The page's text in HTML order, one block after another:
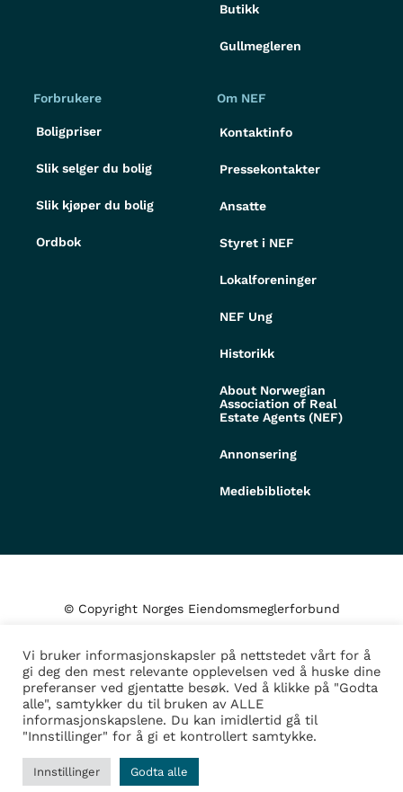
Butikk
Gullmegleren
Forbrukere
Boligpriser
Slik selger du bolig
Slik kjøper du bolig
Ordbok
Om NEF
Kontaktinfo
Pressekontakter
Ansatte
Styret i NEF
Lokalforeninger
NEF Ung
Historikk
About Norwegian
Association of Real
Estate Agents (NEF)
Annonsering
Mediebibliotek
© Copyright Norges Eiendomsmeglerforbund
Personvern og cookies
Administrer samtykke
Design/Utvikling avFortress
Vi bruker informasjonskapsler på nettstedet vårt for å
gi deg den mest relevante opplevelsen ved å huske dine
preferanser ved gjentatte besøk. Ved å klikke på "Godta
alle", samtykker du til bruken av ALLE
informasjonskapslene. Du kan imidlertid gå til
"Innstillinger" for å gi et kontrollert samtykke.
Innstillinger Godta alle